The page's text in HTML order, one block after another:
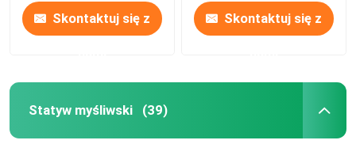
Skontaktuj się z Skontaktuj się z
Statyw myśliwski (39)